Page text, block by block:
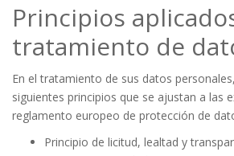
Principios
tratamiento de
En el tratamiento de sus datos
siguientes principios que se ajustan a las
reglamento europeo de protección de
Principio de licitud, lealtad y